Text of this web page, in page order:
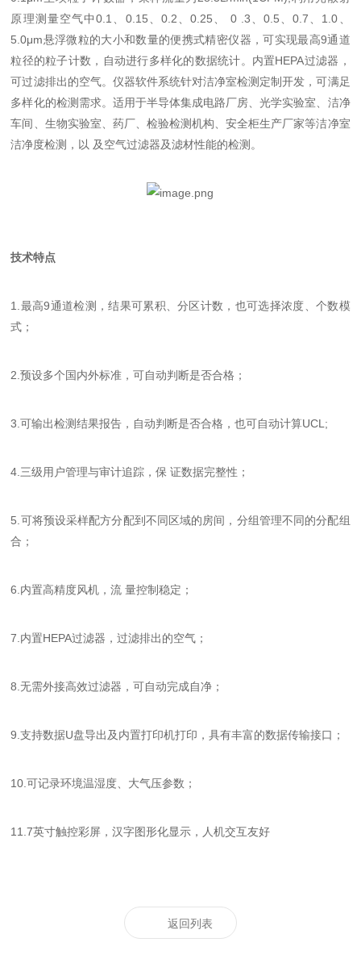
原理测量空气中0.1、0.15、0.2、0.25、 0 .3、0.5、0.7、1.0、
5.0μm悬浮微粒的大小和数量的便携式精密仪器，可实现最高9通道
粒径的粒子计数，自动进行多样化的数据统计。内置HEPA过滤器，
可过滤排出的空气。仪器软件系统针对洁净室检测定制开发，可满足
多样化的检测需求。适用于半导体集成电路厂房、光学实验室、洁净
车间、生物实验室、药厂、检验检测机构、安全柜生产厂家等洁净室
洁净度检测，以 及空气过滤器及滤材性能的检测。
技术特点
1.最高9通道检测，结果可累积、分区计数，也可选择浓度、个数模
式；
2.预设多个国内外标准，可自动判断是否合格；
3.可输出检测结果报告，自动判断是否合格，也可自动计算UCL;
4.三级用户管理与审计追踪，保 证数据完整性；
5.可将预设采样配方分配到不同区域的房间，分组管理不同的分配组
合；
6.内置高精度风机，流 量控制稳定；
7.内置HEPA过滤器，过滤排出的空气；
8.无需外接高效过滤器，可自动完成自净；
9.支持数据U盘导出及内置打印机打印，具有丰富的数据传输接口；
10.可记录环境温湿度、大气压参数；
11.7英寸触控彩屏，汉字图形化显示，人机交互友好
返回列表